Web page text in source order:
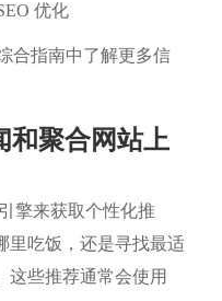
优化
合指南中了解更多信
和聚合网站上
擎来获取个性化推
里吃饭，还是寻找最适
这些推荐通常会使用